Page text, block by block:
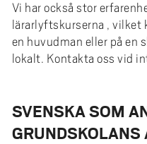
Vi har också stor
lärarlyftskurserna , vilket
en huvudman eller på en
lokalt. Kontakta oss vid
SVENSKA SOM